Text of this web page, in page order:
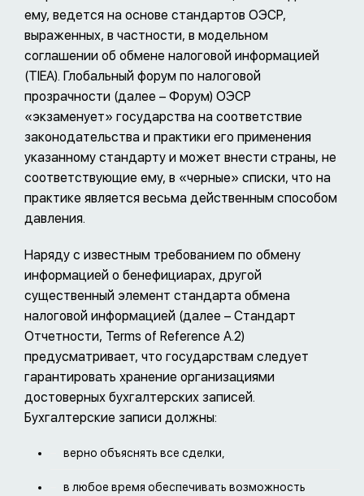
ему, ведется на основе стандартов ОЭСР,
выраженных, в частности, в модельном
соглашении об обмене налоговой информацией
(TIEA). Глобальный форум по налоговой
прозрачности (далее – Форум) ОЭСР
«экзаменует» государства на соответствие
законодательства и практики его применения
указанному стандарту и может внести страны, не
соответствующие ему, в «черные» списки, что на
практике является весьма действенным способом
давления.
Наряду с известным требованием по обмену
информацией о бенефициарах, другой
существенный элемент стандарта обмена
налоговой информацией (далее – Стандарт
Отчетности, Terms of Reference A.2)
предусматривает, что государствам следует
гарантировать хранение организациями
достоверных бухгалтерских записей.
Бухгалтерские записи должны:
верно объяснять все сделки,
в любое время обеспечивать возможность